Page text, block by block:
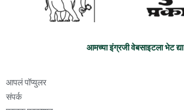
आमच्या इंग्रजी वेबसाइटला भेट द्या
आपलं पॉप्युलर
संपर्क